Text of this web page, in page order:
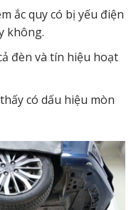
ắc quy có bị yếu điện
không.
đèn và tín hiệu hoạt
có dấu hiệu mòn